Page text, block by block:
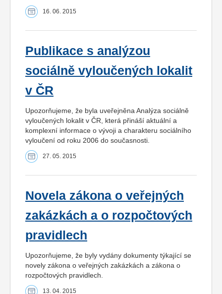
16. 06. 2015
Publikace s analýzou
sociálně vyloučených lokalit
v ČR
Upozorňujeme, že byla uveřejněna Analýza sociálně
vyloučených lokalit v ČR, která přináší aktuální a
komplexní informace o vývoji a charakteru sociálního
vyloučení od roku 2006 do současnosti.
27. 05. 2015
Novela zákona o veřejných
zakázkách a o rozpočtových
pravidlech
Upozorňujeme, že byly vydány dokumenty týkající se
novely zákona o veřejných zakázkách a zákona o
rozpočtových pravidlech.
13. 04. 2015